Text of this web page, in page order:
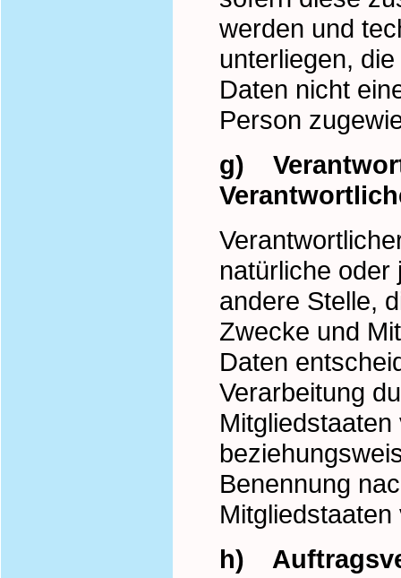
werden und
unterliegen,
Daten nicht
Person
g)
natürliche
andere Stelle,
Zwecke und
Daten
Verarbeitung
Benennung
h)